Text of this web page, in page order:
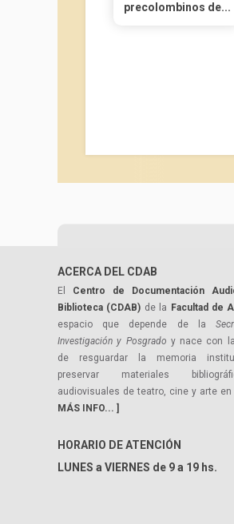
precolombinos de...
ACERCA DEL CDAB
El Centro de Documentación
Biblioteca (CDAB) de la Facultad de
espacio que depende de la
Investigación y Posgrado y nace con
de resguardar la memoria
preservar materiales
audiovisuales de teatro, cine y arte en
MÁS INFO... ]
HORARIO DE ATENCIÓN
LUNES a VIERNES de 9 a 19 hs.